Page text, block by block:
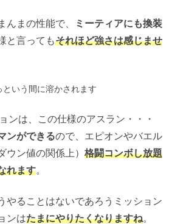
んまの性能で、
ミーティアにも換装
と言ってもそれほど強さは感じませ
いう間に溶かされます
ンは、この仕様のアスラン・・・
ンができるので、エピオンやバエル
ウン値の関係上） 格闘コンボし放題
れます。
やることはないであろうミッション
ンはたまにやりたくなりますね。